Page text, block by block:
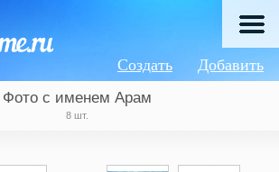
Добавить
Создать
Фото с именем Арам
8 шт.